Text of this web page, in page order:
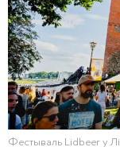
Фестываль Lidbeer у